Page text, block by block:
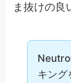
ま抜けの良
キング